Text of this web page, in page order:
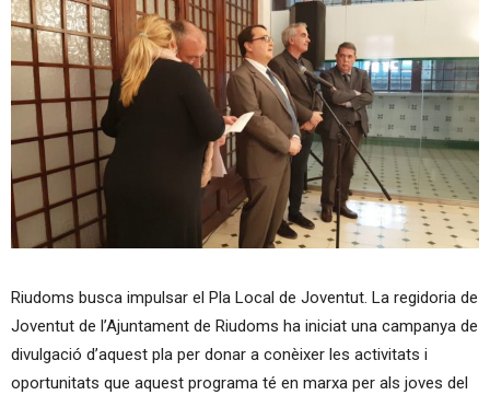
Riudoms busca impulsar el Pla Local de Joventut. La regidoria de
Joventut de l’Ajuntament de Riudoms ha iniciat una campanya de
divulgació d’aquest pla per donar a conèixer les activitats i
oportunitats que aquest programa té en marxa per als joves del